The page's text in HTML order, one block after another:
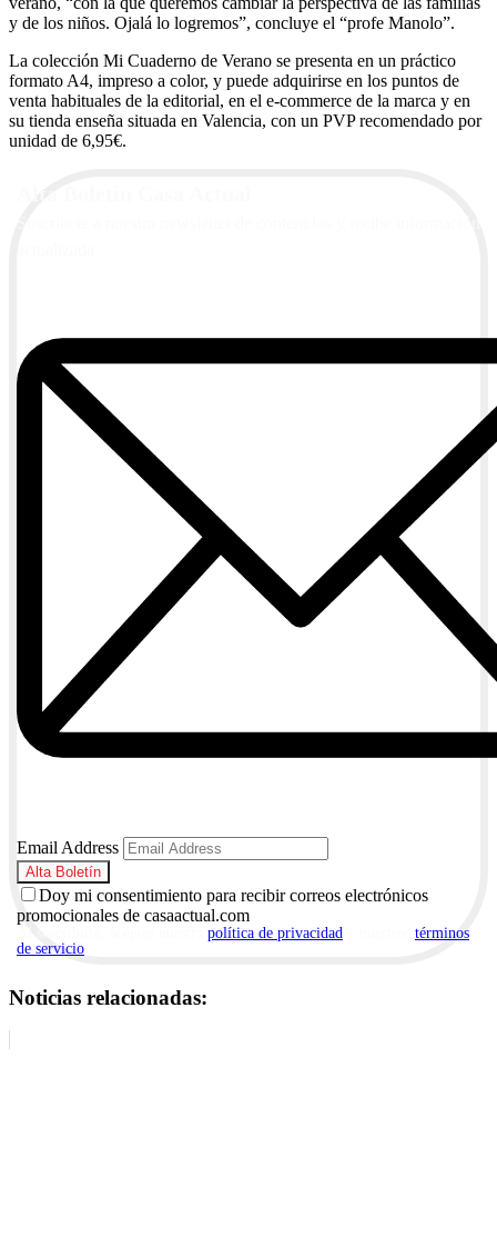
y de los niños. Ojalá lo logremos”, concluye el “profe Manolo”.
La colección Mi Cuaderno de Verano se presenta en un práctico
formato A4, impreso a color, y puede adquirirse en los puntos de
venta habituales de la editorial, en el e-commerce de la marca y en
su tienda enseña situada en Valencia, con un PVP recomendado por
unidad de 6,95€.
Email Address
Doy mi consentimiento para recibir correos electrónicos
promocionales de casaactual.com
política de privacidad
términos
de servicio
Noticias relacionadas: